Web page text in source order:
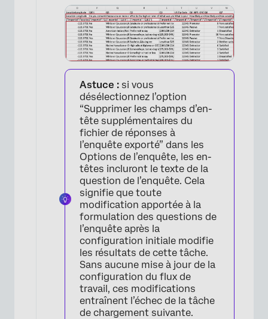
Astuce : si vous
désélectionnez l’option
“Supprimer les champs d’en-
tête supplémentaires du
fichier de réponses à
l’enquête exporté” dans les
Options de l’enquête, les en-
têtes incluront le texte de la
question de l’enquête. Cela
signifie que toute
modification apportée à la
formulation des questions de
l’enquête après la
configuration initiale modifie
les résultats de cette tâche.
Sans aucune mise à jour de la
configuration du flux de
travail, ces modifications
entraînent l’échec de la tâche
de chargement suivante.